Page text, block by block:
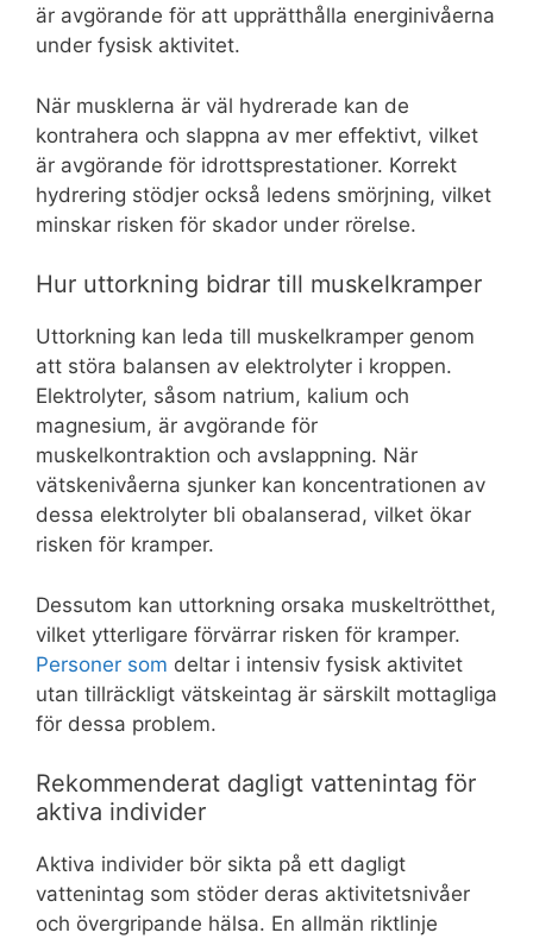
är avgörande för att upprätthålla energinivåerna
under fysisk aktivitet.
När musklerna är väl hydrerade kan de
kontrahera och slappna av mer effektivt, vilket
är avgörande för idrottsprestationer. Korrekt
hydrering stödjer också ledens smörjning, vilket
minskar risken för skador under rörelse.
Hur uttorkning bidrar till muskelkramper
Uttorkning kan leda till muskelkramper genom
att störa balansen av elektrolyter i kroppen.
Elektrolyter, såsom natrium, kalium och
magnesium, är avgörande för
muskelkontraktion och avslappning. När
vätskenivåerna sjunker kan koncentrationen av
dessa elektrolyter bli obalanserad, vilket ökar
risken för kramper.
Dessutom kan uttorkning orsaka muskeltrötthet,
vilket ytterligare förvärrar risken för kramper.
Personer som deltar i intensiv fysisk aktivitet
utan tillräckligt vätskeintag är särskilt mottagliga
för dessa problem.
Rekommenderat dagligt vattenintag för
aktiva individer
Aktiva individer bör sikta på ett dagligt
vattenintag som stöder deras aktivitetsnivåer
och övergripande hälsa. En allmän riktlinje